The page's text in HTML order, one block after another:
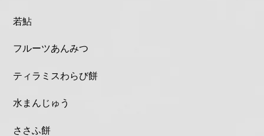
若鮎
フルーツあんみつ
ティラミスわらび餅
水まんじゅう
ささふ餅